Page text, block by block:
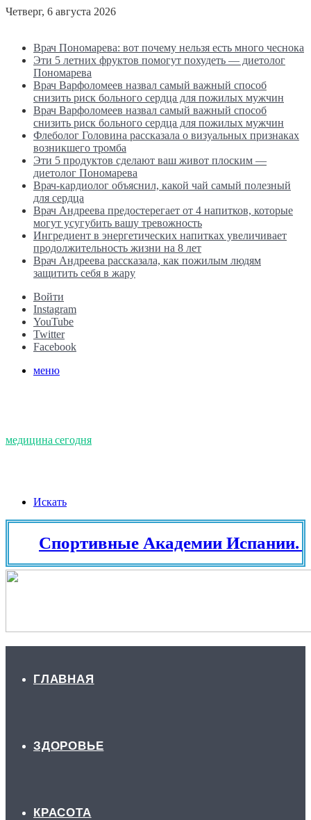
Четверг, 6 августа 2026
Врач Пономарева: вот почему нельзя есть много чеснока
Эти 5 летних фруктов помогут похудеть — диетолог
Пономарева
Врач Варфоломеев назвал самый важный способ
снизить риск больного сердца для пожилых мужчин
Врач Варфоломеев назвал самый важный способ
снизить риск больного сердца для пожилых мужчин
Флеболог Головина рассказала о визуальных признаках
возникшего тромба
Эти 5 продуктов сделают ваш живот плоским —
диетолог Пономарева
Врач-кардиолог объяснил, какой чай самый полезный
для сердца
Врач Андреева предостерегает от 4 напитков, которые
могут усугубить вашу тревожность
Ингредиент в энергетических напитках увеличивает
продолжительность жизни на 8 лет
Врач Андреева рассказала, как пожилым людям
защитить себя в жару
Войти
Instagram
YouTube
Twitter
Facebook
меню
медицина сегодня
Искать
Спортивные Академии Испании.
ГЛАВНАЯ
ЗДОРОВЬЕ
КРАСОТА